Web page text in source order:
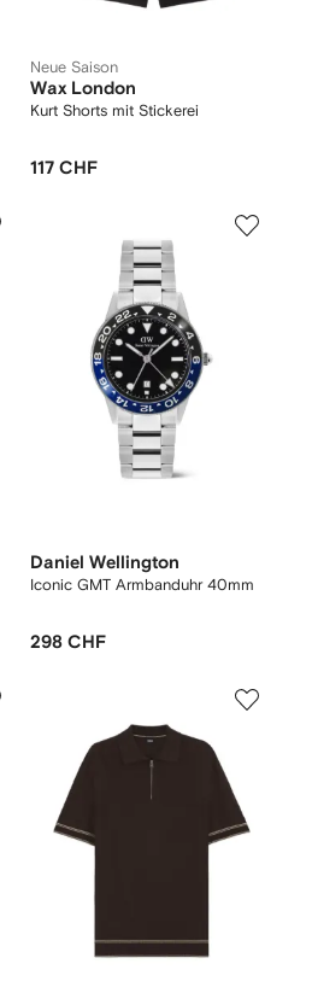
Neue Saison
Wax London
Kurt Shorts mit Stickerei
117 CHF
Daniel Wellington
Iconic GMT Armbanduhr 40mm
298 CHF